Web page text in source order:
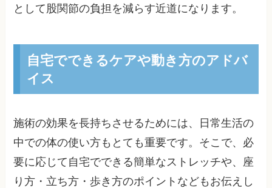
として股関節の負担を減らす近道になります。
自宅でできるケアや動き方のアドバ
イス
施術の効果を長持ちさせるためには、日常生活の
中での体の使い方もとても重要です。そこで、必
要に応じて自宅でできる簡単なストレッチや、座
り方・立ち方・歩き方のポイントなどもお伝えし